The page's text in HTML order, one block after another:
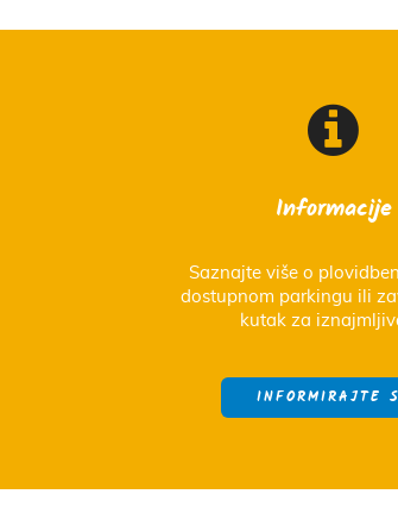
Informacije
Saznajte više o
dostupnom parkingu ili
kutak za
INFORMIRAJTE